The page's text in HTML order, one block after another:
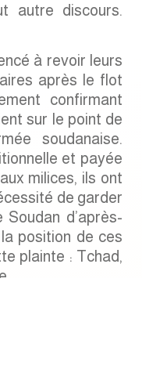
autre discours.
à revoir leurs
après le flot
confirmant
sur le point de
soudanaise.
et payée
milices, ils ont
de garder
d’après-
position de ces
plainte : Tchad,